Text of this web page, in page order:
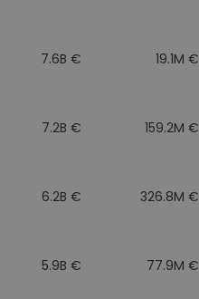
7.6B € 19.1M €
7.2B € 159.2M €
6.2B € 326.8M €
5.9B € 77.9M €